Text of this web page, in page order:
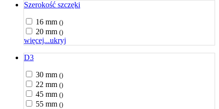
Szerokość szczęki
16 mm ()
20 mm ()
więcej...ukryj
D3
30 mm ()
22 mm ()
45 mm ()
55 mm ()